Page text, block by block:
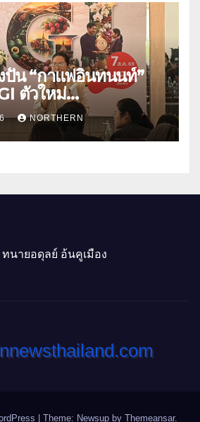
ปั้น “กาแฟอินทนนท์”
ตัวใหม่
GI NEXT 2026”
กอบการ 100 ราย ดัน
ณ์สู่ตลาดพรีเมียม
NORTHERN
นายอดุลย์ อ้นคูเมือง
Theme: Newsup by Themeansar.